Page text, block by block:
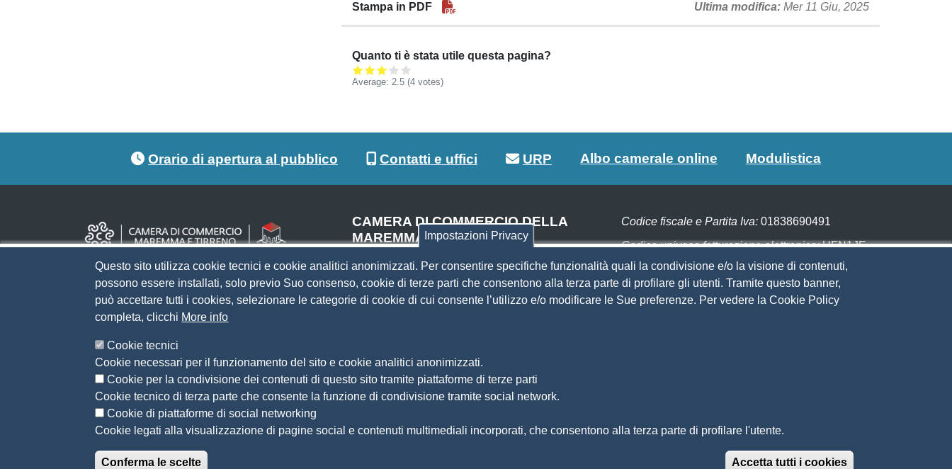
Stampa in PDF Ultima modifica Mer 11 Giu, 2025
Quanto ti è stata utile questa pagina?
Average: 2.5 (4 votes)
Orario di apertura al pubblico Contatti e uffici URP Albo camerale online Modulistica
CAMERA DI COMMERCIO DELLA
MAREMMA E DEL TIRRENO
SEDE DI LIVORNO
Piazza del Municipio, 48
(ingresso da Via del Porticciolo, 1)
Via F.lli Cairoli, 10
Centralino 0564 430.111
Peccameradicommercio@pec.lg.camcom.it
Codice fiscale e Partita Iva: 01838690491
Codice univoco fatturazione elettronica:UFN1JE
Pagare con PagoPA
Dichiarazione di accessibilità
Feedback accessibilità
Siti tematici: Maremma e Tirreno Itinerari
Impostazioni Privacy
Questo sito utilizza cookie tecnici e cookie analitici anonimizzati. Per consentire specifiche funzionalità quali la condivisione e/o la visione di contenuti,
possono essere installati, solo previo Suo consenso, cookie di terze parti che consentono alla terza parte di profilare gli utenti. Tramite questo banner,
può accettare tutti i cookies, selezionare le categorie di cookie di cui consente l’utilizzo e/o modificare le Sue preferenze. Per vedere la Cookie Policy
completa, clicchi More info
Cookie tecnici
Cookie necessari per il funzionamento del sito e cookie analitici anonimizzati.
Cookie per la condivisione dei contenuti di questo sito tramite piattaforme di terze parti
Cookie tecnico di terza parte che consente la funzione di condivisione tramite social network.
Cookie di piattaforme di social networking
Cookie legati alla visualizzazione di pagine social e contenuti multimediali incorporati, che consentono alla terza parte di profilare l'utente.
Conferma le scelte Accetta tutti i cookies